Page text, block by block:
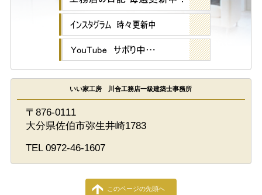
このページの先頭へ
いい家工房 川合工務店一級建築士事務所
〒876-0111
大分県佐伯市弥生井崎1783
TEL 0972-46-1607